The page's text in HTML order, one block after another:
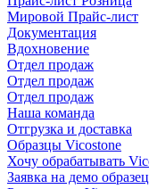
Мировой Прайс-лист
Документация
Вдохновение
Отдел продаж
Отдел продаж
Отдел продаж
Наша команда
Отгрузка и доставка
Образцы Vicostone
Хочу обрабатывать
Заявка на демо образец